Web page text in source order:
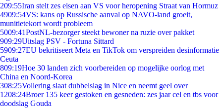
209:55Iran stelt zes eisen aan VS voor heropening Straat van Hormuz
4909:54VS: kans op Russische aanval op NAVO-land groeit,
munitietekort wordt probleem
5009:41PostNL-bezorger steekt bewoner na ruzie over pakket
909:29Uitslag PSV - Fortuna Sittard
5909:27EU bekritiseert Meta en TikTok om verspreiden desinformatie
Ceuta
809:19Hoe 30 landen zich voorbereiden op mogelijke oorlog met
China en Noord-Korea
308:25Vollering slaat dubbelslag in Nice en neemt geel over
1208:24Broer 135 keer gestoken en gesneden: zes jaar cel en tbs voor
doodslag Gouda